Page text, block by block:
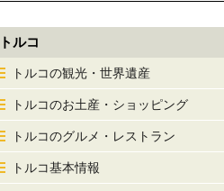
トルコ
トルコの観光・世界遺産
トルコのお土産・ショッピング
トルコのグルメ・レストラン
トルコ基本情報